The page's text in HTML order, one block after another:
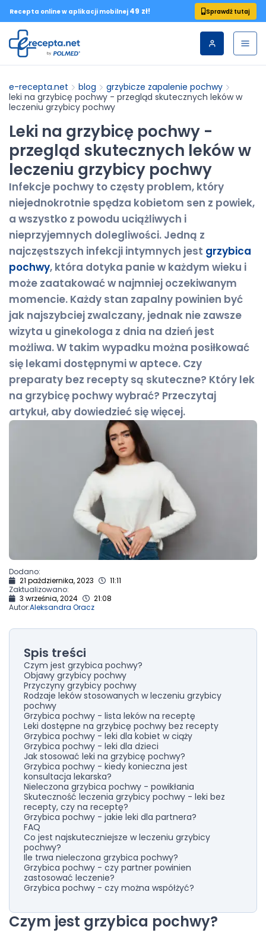
Recepta online w aplikacji mobilnej 49 zł! Sprawdź tutaj
e-recepta.net blog
grzybicze zapalenie pochwy
leki na grzybicę pochwy - przegląd skutecznych leków w
leczeniu grzybicy pochwy
Leki na grzybicę pochwy -
przegląd skutecznych leków w
leczeniu grzybicy pochwy
Infekcje pochwy to częsty problem, który
niejednokrotnie spędza kobietom sen z powiek,
a wszystko z powodu uciążliwych i
nieprzyjemnych dolegliwości. Jedną z
najczęstszych infekcji intymnych jest grzybica
pochwy, która dotyka panie w każdym wieku i
może zaatakować w najmniej oczekiwanym
momencie. Każdy stan zapalny powinien być
jak najszybciej zwalczany, jednak nie zawsze
wizyta u ginekologa z dnia na dzień jest
możliwa. W takim wypadku można posiłkować
się lekami dostępnymi w aptece. Czy
preparaty bez recepty są skuteczne? Który lek
na grzybicę pochwy wybrać? Przeczytaj
artykuł, aby dowiedzieć się więcej.
Dodano:
21 października, 2023
11:11
Zaktualizowano:
3 września, 2024
21:08
Autor:Aleksandra Oracz
Spis treści
Czym jest grzybica pochwy?
Objawy grzybicy pochwy
Przyczyny grzybicy pochwy
Rodzaje leków stosowanych w leczeniu grzybicy
pochwy
Grzybica pochwy - lista leków na receptę
Leki dostępne na grzybicę pochwy bez recepty
Grzybica pochwy - leki dla kobiet w ciąży
Grzybica pochwy - leki dla dzieci
Jak stosować leki na grzybicę pochwy?
Grzybica pochwy - kiedy konieczna jest
konsultacja lekarska?
Nieleczona grzybica pochwy - powikłania
Skuteczność leczenia grzybicy pochwy - leki bez
recepty, czy na receptę?
Grzybica pochwy - jakie leki dla partnera?
FAQ
Co jest najskuteczniejsze w leczeniu grzybicy
pochwy?
Ile trwa nieleczona grzybica pochwy?
Grzybica pochwy - czy partner powinien
zastosować leczenie?
Grzybica pochwy - czy można współżyć?
Czym jest grzybica pochwy?